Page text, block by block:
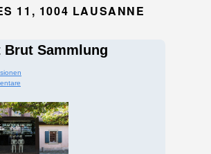
11, 1004 LAUSANNE
Brut Sammlung